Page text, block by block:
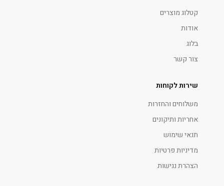
קטלוג מוצרים
אודות
בלוג
צור קשר
שירות לקוחות
משלוחים והחזרות
אחריות ותיקונים
תנאי שימוש
מדיניות פרטיות
הצהרת נגישות